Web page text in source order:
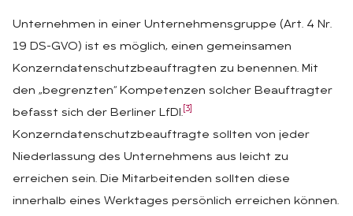
Unternehmen in einer Unternehmensgruppe (Art. 4 Nr.
19 DS-GVO) ist es möglich, einen gemeinsamen
Konzerndatenschutzbeauftragten zu benennen. Mit
den „begrenzten“ Kompetenzen solcher Beauftragter
befasst sich der Berliner LfDI. [3]
Konzerndatenschutzbeauftragte sollten von jeder
Niederlassung des Unternehmens aus leicht zu
erreichen sein. Die Mitarbeitenden sollten diese
innerhalb eines Werktages persönlich erreichen können.